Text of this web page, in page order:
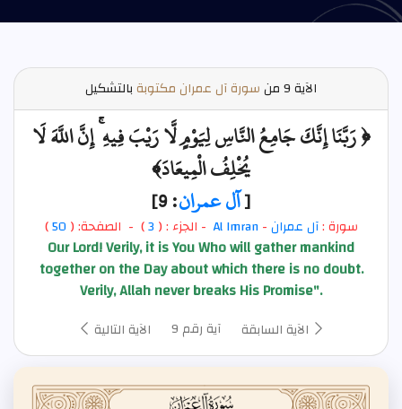
الآية سورة آل عمران مكتوبةبالتشكيل
﴿ رَبَّنَا إِنَّكَ جَامِعُ النَّاسِ لِيَوْمٍ لَّا رَيْبَ فِيهِ ۚ إِنَّ اللَّهَ لَا
يُخْلِفُ الْمِيعَادَ﴾
[آل عمران: 9]
سورة :آل عمران-
Al Imran - الجزء : (3) - الصفحة: (50
)
Our Lord! Verily, it is You Who will gather mankind
together on the Day about which there is no doubt.
Verily, Allah never breaks His Promise".
الآية السابقة آية رقم 9 الآية التالية